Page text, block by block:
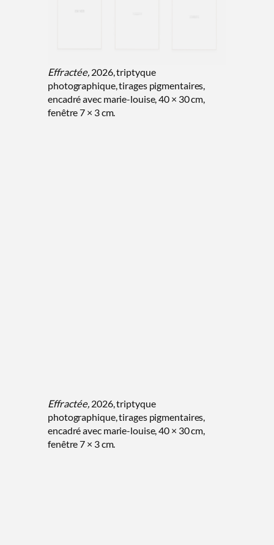
Effractée, 2026, triptyque
photographique, tirages pigmentaires,
encadré avec marie-louise, 40 × 30 cm,
fenêtre 7 × 3 cm.
Effractée, 2026, triptyque
photographique, tirages pigmentaires,
encadré avec marie-louise, 40 × 30 cm,
fenêtre 7 × 3 cm.